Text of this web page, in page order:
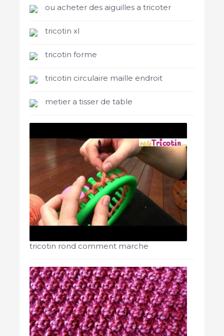
ou acheter des aiguilles a tricoter
tricotin xl
tricotin forme
tricotin circulaire maille endroit
metier a tisser de table
tricotin rond comment marche